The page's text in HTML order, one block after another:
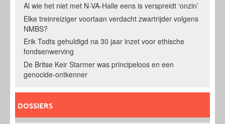
Al wie het niet met N-VA-Halle eens is verspreidt ‘onzin’
Elke treinreiziger voortaan verdacht zwartrijder volgens
NMBS?
Erik Todts gehuldigd na 30 jaar inzet voor ethische
fondsenwerving
De Britse Keir Starmer was principeloos en een
genocide-ontkenner
DOSSIERS